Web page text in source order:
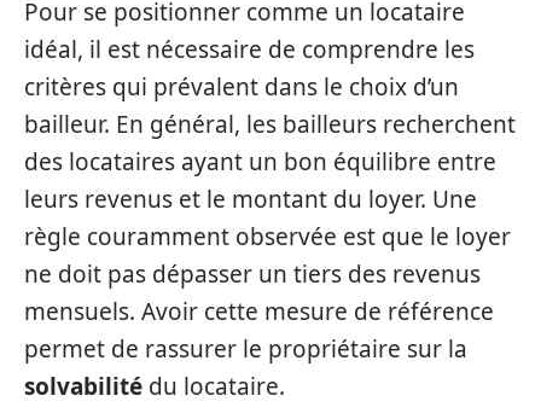
Pour se positionner comme un locataire
idéal, il est nécessaire de comprendre les
critères qui prévalent dans le choix d’un
bailleur. En général, les bailleurs recherchent
des locataires ayant un bon équilibre entre
leurs revenus et le montant du loyer. Une
règle couramment observée est que le loyer
ne doit pas dépasser un tiers des revenus
mensuels. Avoir cette mesure de référence
permet de rassurer le propriétaire sur la
solvabilité du locataire.